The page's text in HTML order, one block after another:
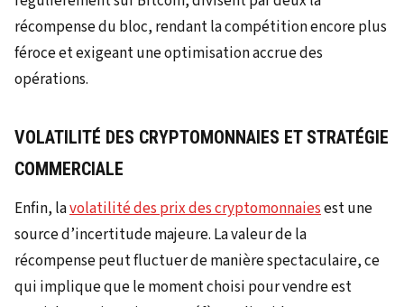
récompense du bloc, rendant la compétition encore plus
féroce et exigeant une optimisation accrue des
opérations.
VOLATILITÉ DES CRYPTOMONNAIES ET STRATÉGIE
COMMERCIALE
Enfin, lavolatilité des prix des cryptomonnaiesest une
source d’incertitude majeure. La valeur de la
récompense peut fluctuer de manière spectaculaire, ce
qui implique que le moment choisi pour vendre est